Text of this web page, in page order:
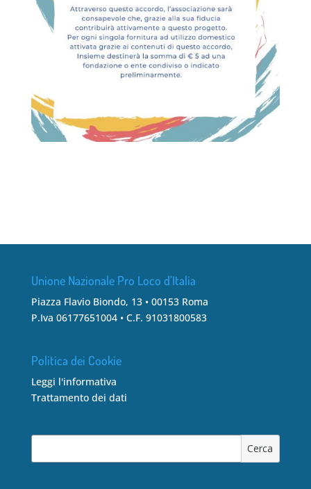
Unione Nazionale Pro Loco d’Italia
Piazza Flavio Biondo, 13 • 00153 Roma
P.Iva 06177651004 • C.F. 91031800583
Politica dei Cookie
Leggi l'informativa
Trattamento dei dati
Cerca